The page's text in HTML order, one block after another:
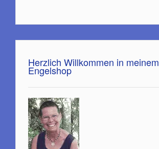
Herzlich Willkommen in meinem
Engelshop